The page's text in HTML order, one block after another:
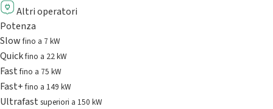
Altri operatori
Potenza
Slowfino a 7 kW
Quickfino a 22 kW
Fastfino a 75 kW
Fast+fino a 149 kW
Ultrafast superiori a 150 kW